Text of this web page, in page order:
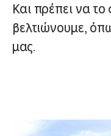
Και πρέπει να το
βελτιώνουμε,
μας.